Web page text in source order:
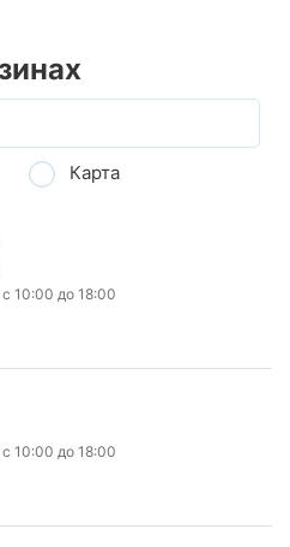
Карта
10:00 до 18:00
10:00 до 18:00